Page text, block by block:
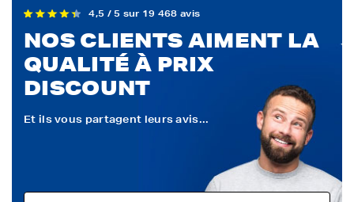
4,5 / 5 sur 19 468 avis
NOS CLIENTS AIMENT LA
QUALITÉ À PRIX
DISCOUNT
Et ils vous partagent leurs avis...